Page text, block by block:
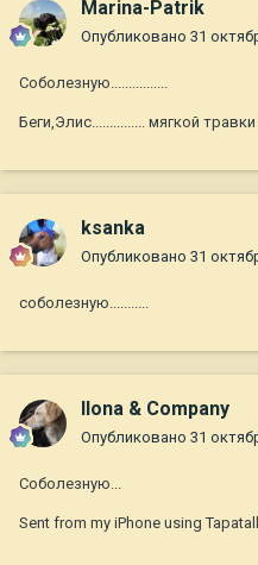
Marina-Patrik
Опубликовано 31
Соболезную................
Беги,Элис............... мягкой
ksanka
Опубликовано 31
соболезную...........
Ilona & Company
Опубликовано 31
Соболезную...
Sent from my iPhone using